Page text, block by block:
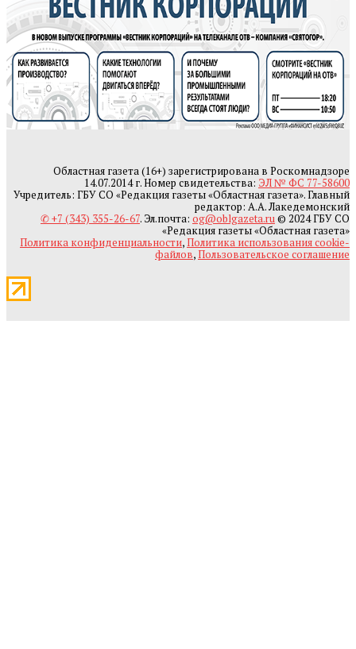
Областная газета (16+) зарегистрирована в Роскомнадзоре
14.07.2014 г. Номер свидетельства: ЭЛ № ФС 77-58600
Учредитель: ГБУ СО «Редакция газеты «Областная газета». Главный
редактор: А.А. Лакедемонский
✆ +7 (343) 355-26-67. Эл.почта: og@oblgazeta.ru© 2024 ГБУ СО
«Редакция газеты «Областная газета»
Политика конфиденциальности,Политика использования cookie-
файлов,Пользовательское соглашение